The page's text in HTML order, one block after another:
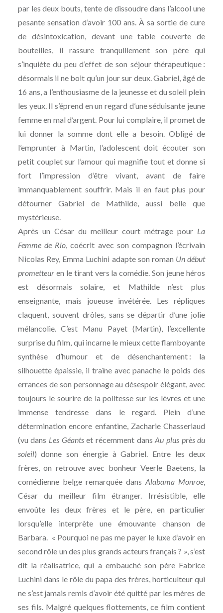
par les deux bouts, tente de dissoudre dans l’alcool une
pesante sensation d’avoir 100 ans. À sa sortie de cure
de désintoxication, devant une table couverte de
bouteilles, il rassure tranquillement son père qui
s’inquiète du peu d’effet de son séjour thérapeutique :
désormais il ne boit qu’un jour sur deux. Gabriel, âgé de
16 ans, a l’enthousiasme de la jeunesse et du soleil plein
les yeux. Il s’éprend en un regard d’une séduisante jeune
femme en mal d’argent. Pour lui complaire, il promet de
lui donner la somme dont elle a besoin. Obligé de
l’emprunter à Martin, l’adolescent doit écouter son
petit couplet sur l’amour qui magnifie tout et donne si
fort l’impression d’être vivant, avant de faire
immanquablement souffrir. Mais il en faut plus pour
détourner Gabriel de Mathilde, aussi belle que
mystérieuse.
Après un César du meilleur court métrage pour La
Femme de Rio, coécrit avec son compagnon l’écrivain
Nicolas Rey, Emma Luchini adapte son roman Un début
prometteuren le tirant vers la comédie. Son jeune héros
est désormais solaire, et Mathilde n’est plus
enseignante, mais joueuse invétérée. Les répliques
claquent, souvent drôles, sans se départir d’une jolie
mélancolie. C’est Manu Payet (Martin), l’excellente
surprise du film, qui incarne le mieux cette flamboyante
synthèse d’humour et de désenchantement : la
silhouette épaissie, il traîne avec panache le poids des
errances de son personnage au désespoir élégant, avec
toujours le sourire de la politesse sur les lèvres et une
immense tendresse dans le regard. Plein d’une
détermination encore enfantine, Zacharie Chasseriaud
(vu dans Les Géantset récemment dansAu plus près du
soleil) donne son énergie à Gabriel. Entre les deux
frères, on retrouve avec bonheur Veerle Baetens, la
comédienne belge remarquée dansAlabama Monroe,
César du meilleur film étranger. Irrésistible, elle
envoûte les deux frères et le père, en particulier
lorsqu’elle interprète une émouvante chanson de
Barbara. « Pourquoi ne pas me payer le luxe d’avoir en
second rôle un des plus grands acteurs français ? », s’est
dit la réalisatrice, qui a embauché son père Fabrice
Luchini dans le rôle du papa des frères, horticulteur qui
ne s’est jamais remis d’avoir été quitté par les mères de
ses fils. Malgré quelques flottements, ce film contient